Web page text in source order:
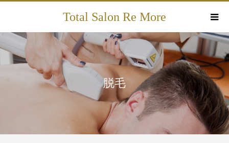
Total Salon Re More
脱毛